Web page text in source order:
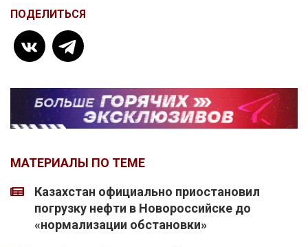
ПОДЕЛИТЬСЯ
МАТЕРИАЛЫ ПО ТЕМЕ
Казахстан официально приостановил
погрузку нефти в Новороссийске до
«нормализации обстановки»